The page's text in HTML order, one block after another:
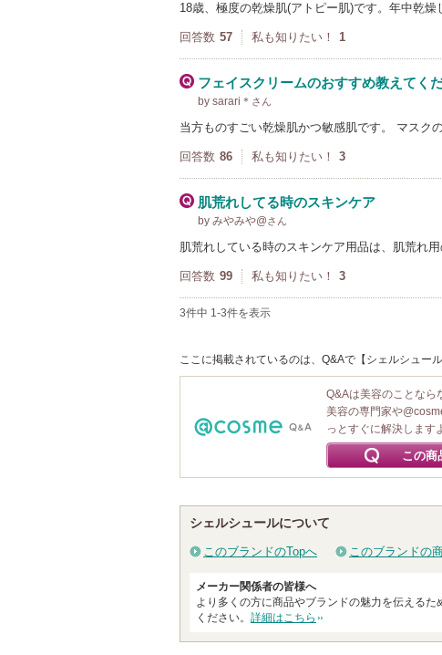
18歳、極度の乾燥肌(アトピー肌)です。年中乾
回答数 57 私も知りたい！ 1
フェイスクリームのおすすめ教えてく
by sarari＊ さん
当方ものすごい乾燥肌かつ敏感肌です。 マス
回答数 86 私も知りたい！ 3
肌荒れしてる時のスキンケア
by みやみや@さん
肌荒れしている時のスキンケア用品は、肌荒れ
回答数 99 私も知りたい！ 3
3件中 1-3件を表示
ここに掲載されているのは、Q&Aで【シェルシュー
Q&Aは美容のことなら
美容の専門家や
っとすぐに解決します
この商
シェルシュールについて
このブランドのTopへ このブランドの
メーカー関係者の皆様へ
より多くの方に商品やブランドの魅力を伝える
ください。 詳細はこちら